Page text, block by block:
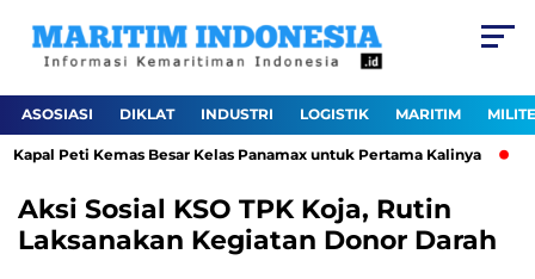
ASOSIASI DIKLAT INDUSTRI LOGISTIK MARITIM
Peti Kemas Besar Kelas Panamax untuk Pertama Kalinya
Aksi Sosial KSO TPK Koja, Rutin
Laksanakan Kegiatan Donor Darah